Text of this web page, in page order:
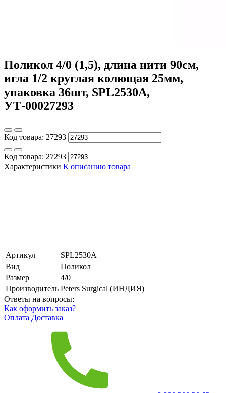
Поликол 4/0 (1,5), длина нити 90см,
игла 1/2 круглая колющая 25мм,
упаковка 36шт, SPL2530А,
УТ-00027293
Код товара: 27293
Код товара: 27293
Характеристики К описанию товара
Артикул
SPL2530А
Вид
Поликол
Размер
4/0
Производитель Peters Surgical (ИНДИЯ)
Ответы на вопросы:
Как оформить заказ?
Оплата Доставка